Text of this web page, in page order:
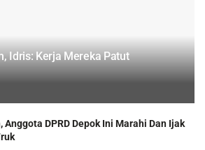
Idris: Kerja Mereka Patut
Anggota DPRD Depok Ini Marahi Dan Ijak